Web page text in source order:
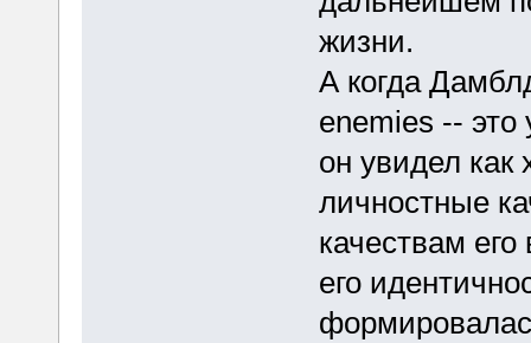
жизни.
А когда
enemies -- это
он увидел как
личностные
качествам
его